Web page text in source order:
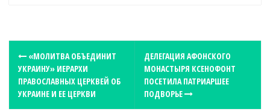
«МОЛИТВА ОБЪЕДИНИТ
УКРАИНУ» ИЕРАРХИ
ПРАВОСЛАВНЫХ ЦЕРКВЕЙ ОБ
УКРАИНЕ И ЕЕ ЦЕРКВИ
ДЕЛЕГАЦИЯ АФОНСКОГО
МОНАСТЫРЯ КСЕНОФОНТ
ПОСЕТИЛА ПАТРИАРШЕЕ
ПОДВОРЬЕ